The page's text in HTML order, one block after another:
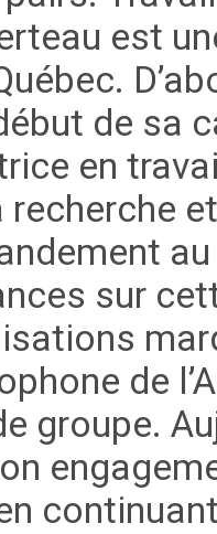
est
de sa
en
sur
de
groupe.